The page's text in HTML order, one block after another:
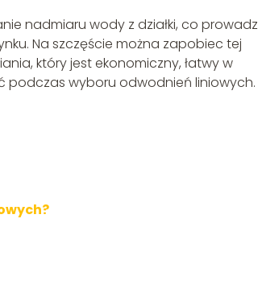
nadmiaru wody z działki, co
Na szczęście można zapobiec tej
który jest ekonomiczny, łatwy w
podczas wyboru odwodnień liniowych.